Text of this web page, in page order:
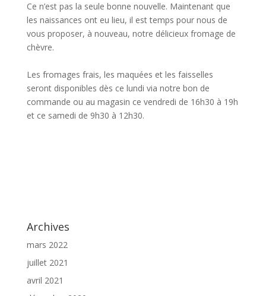
Ce n’est pas la seule bonne nouvelle. Maintenant que
les naissances ont eu lieu, il est temps pour nous de
vous proposer, à nouveau, notre délicieux fromage de
chèvre.
Les fromages frais, les maquées et les faisselles
seront disponibles dès ce lundi via notre bon de
commande ou au magasin ce vendredi de 16h30 à 19h
et ce samedi de 9h30 à 12h30.
Archives
mars 2022
juillet 2021
avril 2021